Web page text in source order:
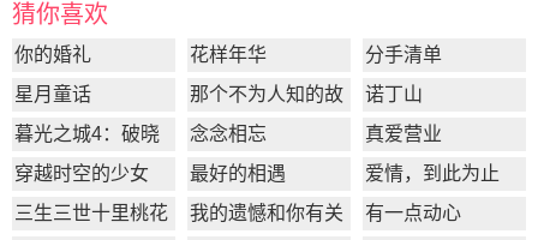
猜你喜欢
你的婚礼 花样年华
分手清单
星月童话
那个不为人知的故
事
诺丁山
暮光之城4：破晓
上
念念相忘
真爱营业
穿越时空的少女
最好的相遇
爱情，到此为止
三生三世十里桃花
我的遗憾和你有关 有一点动心